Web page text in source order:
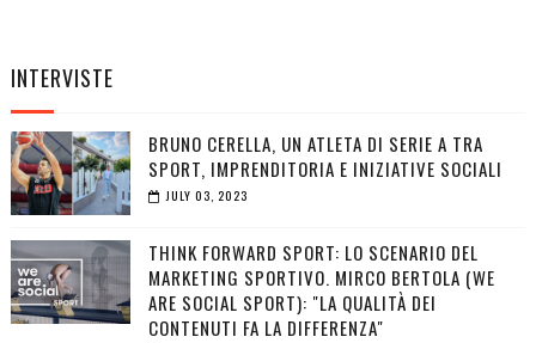
INTERVISTE
BRUNO CERELLA, UN ATLETA DI SERIE A TRA
SPORT, IMPRENDITORIA E INIZIATIVE SOCIALI
JULY 03, 2023
THINK FORWARD SPORT: LO SCENARIO DEL
MARKETING SPORTIVO. MIRCO BERTOLA (WE
ARE SOCIAL SPORT): "LA QUALITÀ DEI
CONTENUTI FA LA DIFFERENZA"